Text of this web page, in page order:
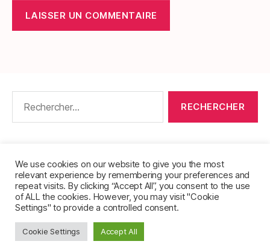
À PROPOS•MENTIONS LÉGALES•
POLITIQUE DE CONFIDENTIALITÉ
© 2026 FichesVocabulaire.com
We use cookies on our website to give you the most
relevant experience by remembering your preferences and
repeat visits. By clicking “Accept All”, you consent to the use
of ALL the cookies. However, you may visit "Cookie
Settings" to provide a controlled consent.
Cookie Settings Accept All